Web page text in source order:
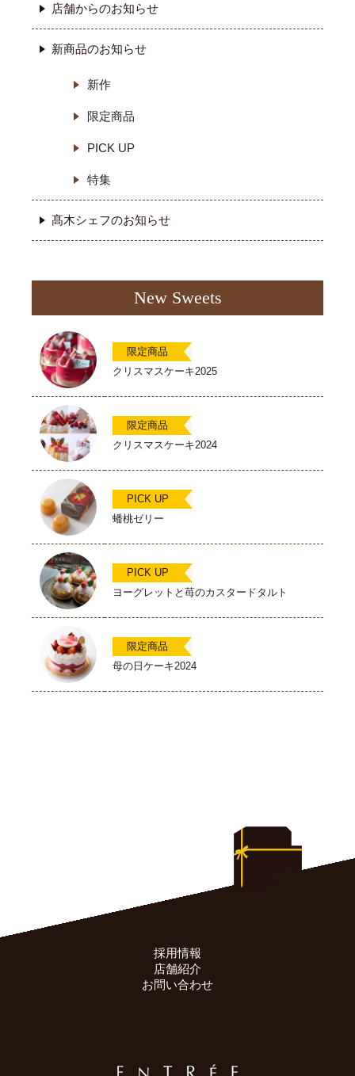
店舗からのお知らせ
新商品のお知らせ
新作
限定商品
PICK UP
特集
髙木シェフのお知らせ
New Sweets
限定商品
クリスマスケーキ2025
限定商品
クリスマスケーキ2024
PICK UP
蟠桃ゼリー
PICK UP
ヨーグレットと苺のカスタードタルト
限定商品
母の日ケーキ2024
採用情報
店舗紹介
お問い合わせ